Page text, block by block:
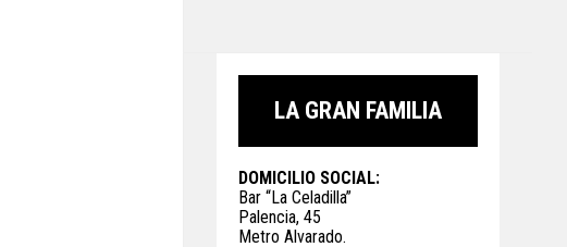
LA GRAN FAMILIA
DOMICILIO SOCIAL:
Bar “La Celadilla”
Palencia, 45
Metro Alvarado.